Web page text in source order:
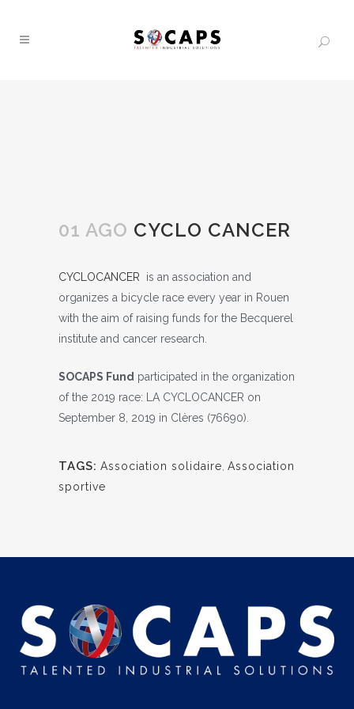
01 AGO CYCLO CANCER
CYCLOCANCER
is an association and
organizes a bicycle race every year in Rouen
with the aim of raising funds for the Becquerel
institute and cancer research.
SOCAPS Fund participated in the organization
of the 2019 race: LA CYCLOCANCER on
September 8, 2019 in Clères (76690).
TAGS: Association solidaire Association
sportive